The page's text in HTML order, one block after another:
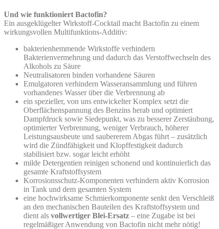
Und wie funktioniert Bactofin?
Ein ausgeklügelter Wirkstoff-Cocktail macht Bactofin zu einem
wirkungsvollen Multifunktions-Additiv:
bakterienhemmende Wirkstoffe verhindern
Bakterienvermehrung und dadurch das Verstoffwechseln des
Alkohols zu Säure
Neutralisatoren binden vorhandene Säuren
Emulgatoren verhindern Wasseransammlung und führen
vorhandenes Wasser über die Verbrennung ab
ein spezieller, von uns entwickelter Komplex setzt die
Oberflächenspannung des Benzins herab und optimiert
Dampfdruck sowie Siedepunkt, was zu besserer Zerstäubung,
optimierter Verbrennung, weniger Verbrauch, höherer
Leistungsausbeute und saubererem Abgas führt – zusätzlich
wird die Zündfähigkeit und Klopffestigkeit dadurch
stabilisiert bzw. sogar leicht erhöht
milde Detergentien reinigen schonend und kontinuierlich das
gesamte Kraftstoffsystem
Korrosionsschutz-Komponenten verhindern aktiv Korrosion
in Tank und dem gesamten System
eine hochwirksame Schmierkomponente senkt den Verschleiß
an den mechanischen Bauteilen des Kraftstoffsystem und
dient als vollwertiger Blei-Ersatz – eine Zugabe ist bei
regelmäßiger Anwendung von Bactofin nicht mehr nötig!